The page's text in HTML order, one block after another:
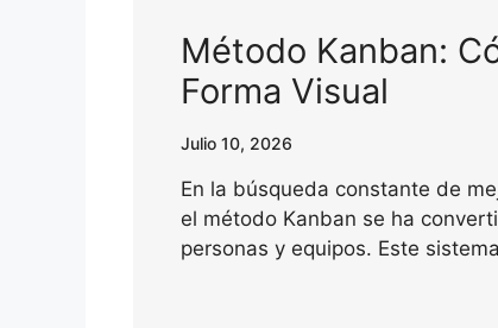
Método Kanban:
Forma Visual
Julio 10, 2026
En la búsqueda constante de
el método Kanban se ha
personas y equipos. Este